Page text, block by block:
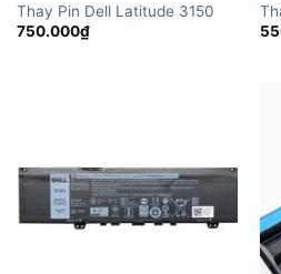
Thay Pin Dell Latitude 3150
750.000₫